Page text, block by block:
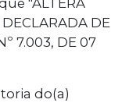
"ALTERA
DE
7.003, DE 07
do(a)